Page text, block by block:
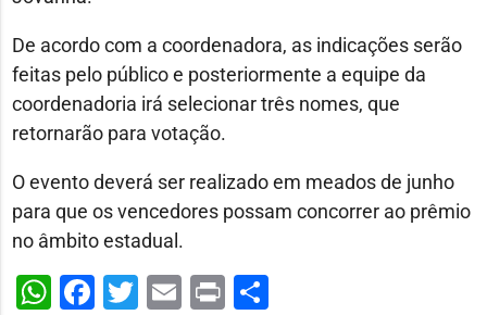
De acordo com a coordenadora, as indicações serão
feitas pelo público e posteriormente a equipe da
coordenadoria irá selecionar três nomes, que
retornarão para votação.
O evento deverá ser realizado em meados de junho
para que os vencedores possam concorrer ao prêmio
no âmbito estadual.
WhatsApp
Facebook
Twitter
Email
PrintShare